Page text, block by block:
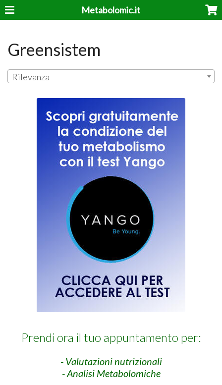
Metabolomic.it
Greensistem
Rilevanza
Prendi ora il tuo appuntamento per:
- Valutazioni nutrizionali
- Analisi Metabolomiche